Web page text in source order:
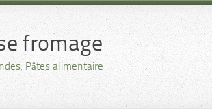
fromage
,Pâtes alimentaire